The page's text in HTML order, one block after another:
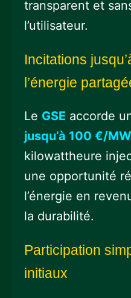
transparent et
l’utilisateur.
Incitations
l’énergie
Le GSE accorde
jusqu’à 100 €/
kilowattheure
une opportunité
l’énergie en
la durabilité.
Participation
initiaux